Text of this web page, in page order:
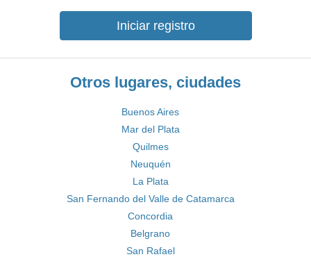
Iniciar registro
Otros lugares, ciudades
Buenos Aires
Mar del Plata
Quilmes
Neuquén
La Plata
San Fernando del Valle de Catamarca
Concordia
Belgrano
San Rafael